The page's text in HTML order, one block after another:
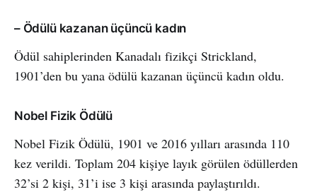
– Ödülü kazanan üçüncü kadın
Ödül sahiplerinden Kanadalı fizikçi Strickland,
1901’den bu yana ödülü kazanan üçüncü kadın oldu.
Nobel Fizik Ödülü
Nobel Fizik Ödülü, 1901 ve 2016 yılları arasında 110
kez verildi. Toplam 204 kişiye layık görülen ödüllerden
32’si 2 kişi, 31’i ise 3 kişi arasında paylaştırıldı.